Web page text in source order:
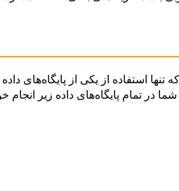
شما هستند. در صورتی که تنها استفاده از یکی از
در تمام پایگاه‌های داده زیر انجام